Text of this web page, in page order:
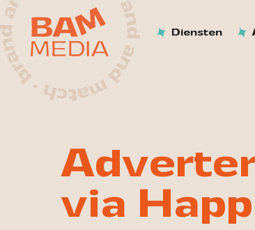
Diensten
via